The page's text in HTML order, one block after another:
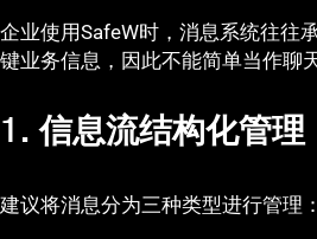
企业使用SafeW时，消息系统往往
键业务信息，因此不能简单当作聊
1. 信息流结构化管理
建议将消息分为三种类型进行管理：